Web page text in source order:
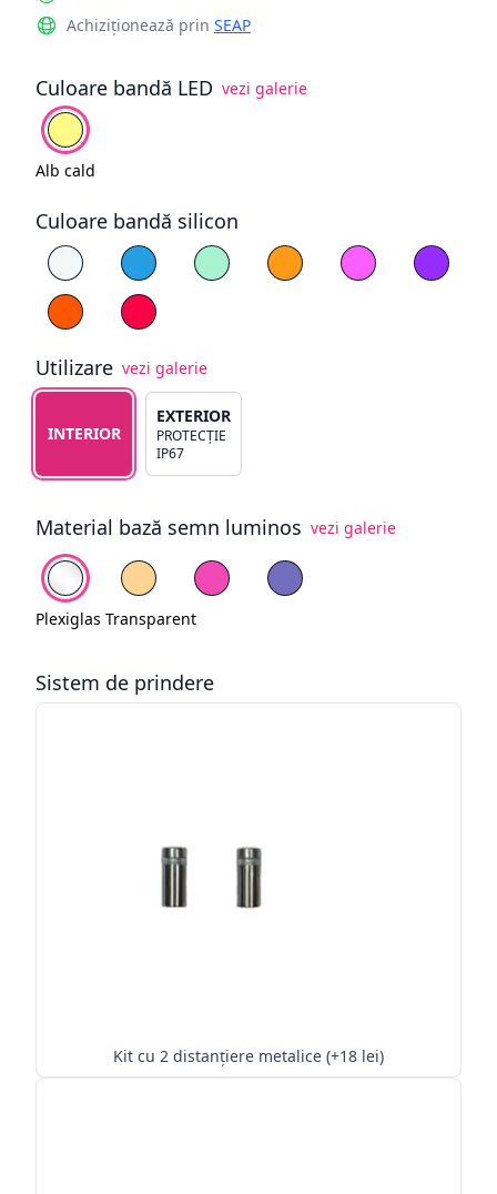
Achiziționează prin SEAP
Culoare bandă LED vezi galerie
Alege culoare
Alb cald
Alb cald
Culoare bandă silicon
Alege culoare silicon
Alb Albastru Cyan Galben Magenta
Mov
PortocaliuRoșu
Utilizare vezi galerie
Alege tipul de utilizare
INTERIOR
EXTERIOR
PROTECȚIE
IP67
Material bază semn luminos vezi galerie
Alege fundal
Plexiglas Transparent
PVC Galben pal
PVC Roz PVC Mov
Plexiglas Transparent
Sistem de prindere
Kit cu 2 distanțiere metalice (+18 lei)